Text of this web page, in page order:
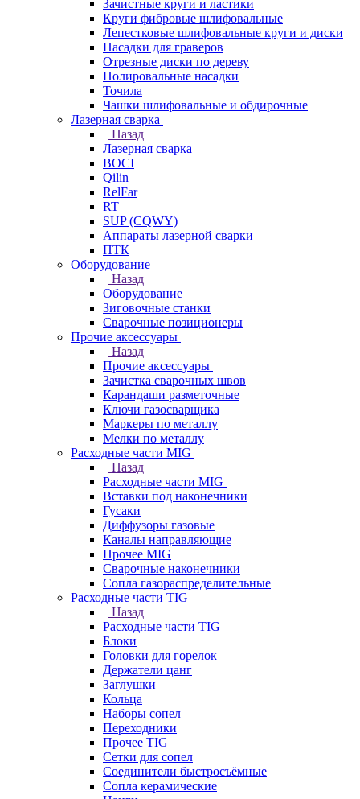
Зачистные круги и ластики
Круги фибровые шлифовальные
Лепестковые шлифовальные круги и диски
Насадки для граверов
Отрезные диски по дереву
Полировальные насадки
Точила
Чашки шлифовальные и обдирочные
Лазерная сварка
Назад
Лазерная сварка
BOCI
Qilin
RelFar
RT
SUP (CQWY)
Аппараты лазерной сварки
ПТК
Оборудование
Назад
Оборудование
Зиговочные станки
Сварочные позиционеры
Прочие аксессуары
Назад
Прочие аксессуары
Зачистка сварочных швов
Карандаши разметочные
Ключи газосварщика
Маркеры по металлу
Мелки по металлу
Расходные части MIG
Назад
Расходные части MIG
Вставки под наконечники
Гусаки
Диффузоры газовые
Каналы направляющие
Прочее MIG
Сварочные наконечники
Сопла газораспределительные
Расходные части TIG
Назад
Расходные части TIG
Блоки
Головки для горелок
Держатели цанг
Заглушки
Кольца
Наборы сопел
Переходники
Прочее TIG
Сетки для сопел
Соединители быстросъёмные
Сопла керамические